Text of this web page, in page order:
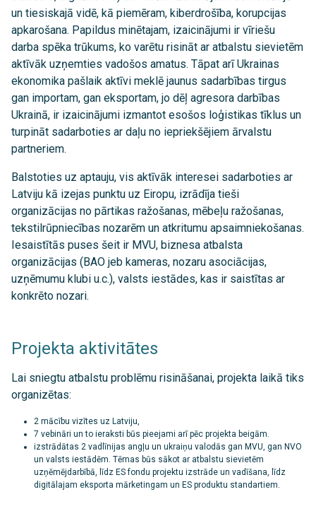
un tiesiskajā vidē, kā piemēram, kiberdrošība, korupcijas
apkarošana. Papildus minētajam, izaicinājumi ir vīriešu
darba spēka trūkums, ko varētu risināt ar atbalstu sievietēm
aktīvāk uzņemties vadošos amatus. Tāpat arī Ukrainas
ekonomika pašlaik aktīvi meklē jaunus sadarbības tirgus
gan importam, gan eksportam, jo dēļ agresora darbības
Ukrainā, ir izaicinājumi izmantot esošos loģistikas tīklus un
turpināt sadarboties ar daļu no iepriekšējiem ārvalstu
partneriem.
Balstoties uz aptauju, vis aktīvāk interesei sadarboties ar
Latviju kā izejas punktu uz Eiropu, izrādīja tieši
organizācijas no pārtikas ražošanas, mēbeļu ražošanas,
tekstilrūpniecības nozarēm un atkritumu apsaimniekošanas.
Iesaistītās puses šeit ir MVU, biznesa atbalsta
organizācijas (BAO jeb kameras, nozaru asociācijas,
uzņēmumu klubi u.c.), valsts iestādes, kas ir saistītas ar
konkrēto nozari.
Projekta aktivitātes
Lai sniegtu atbalstu problēmu risināšanai, projekta laikā tiks
organizētas:
2 mācību vizītes uz Latviju,
7 vebināri un to ieraksti būs pieejami arī pēc projekta beigām.
izstrādātas 2 vadlīnijas angļu un ukraiņu valodās gan MVU, gan NVO
un valsts iestādēm. Tēmas būs sākot ar atbalstu sievietēm
uzņēmējdarbībā, līdz ES fondu projektu izstrāde un vadīšana, līdz
digitālajam eksporta mārketingam un ES produktu standartiem.